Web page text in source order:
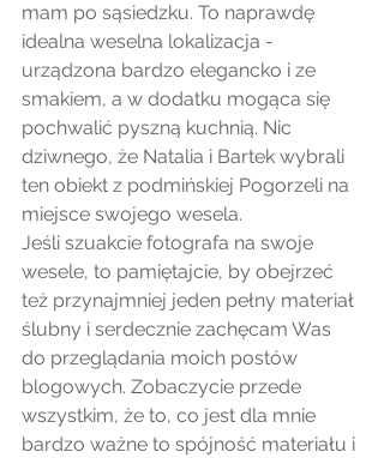
mam po sąsiedzku. To naprawdę
idealna weselna lokalizacja -
urządzona bardzo elegancko i ze
smakiem, a w dodatku mogąca się
pochwalić pyszną kuchnią. Nic
dziwnego, że Natalia i Bartek wybrali
ten obiekt z podmińskiej Pogorzeli na
miejsce swojego wesela.
Jeśli szuakcie fotografa na swoje
wesele, to pamiętajcie, by obejrzeć
też przynajmniej jeden pełny materiał
ślubny i serdecznie zachęcam Was
do przeglądania moich postów
blogowych. Zobaczycie przede
wszystkim, że to, co jest dla mnie
bardzo ważne to spójność materiału i